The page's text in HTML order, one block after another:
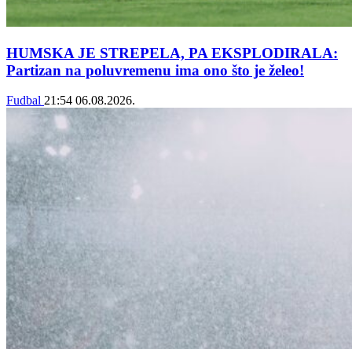
HUMSKA JE STREPELA, PA EKSPLODIRALA:
Partizan na poluvremenu ima ono što je želeo!
Fudbal 21:54 06.08.2026.